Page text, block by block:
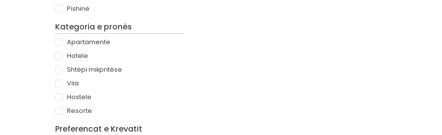
Pishinë
Kategoria e pronës
Apartamente
Hotele
Shtëpi mikpritëse
Vila
Hostele
Resorte
Preferencat e Krevatit